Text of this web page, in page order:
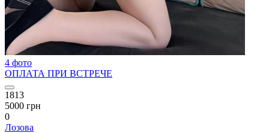
4 фото
ОПЛАТА ПРИ ВСТРЕЧЕ
1813
5000 грн
0
Лозова